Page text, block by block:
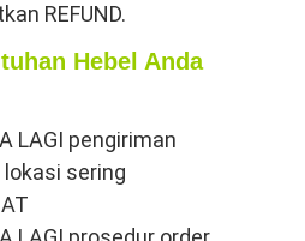
REFUND.
Hebel Anda
LAGI pengiriman
lokasi sering